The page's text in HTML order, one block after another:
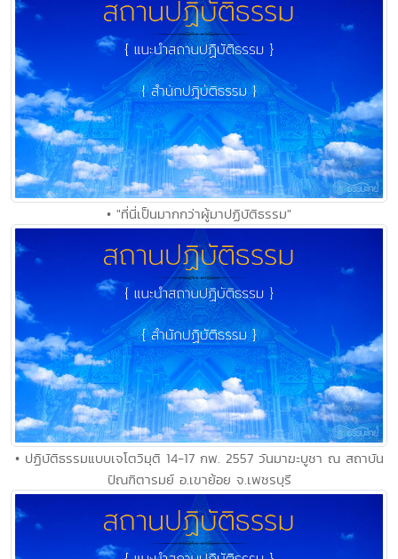
• "ที่นี่เป็นมากกว่าผู้มาปฏิบัติธรรม"
• ปฏิบัติธรรมแบบเจโตวิมุติ 14-17 กพ. 2557 วันมาฆะบูชา ณ สถาบัน
ปัณฑิตารมย์ อ.เขาย้อย จ.เพชรบุรี